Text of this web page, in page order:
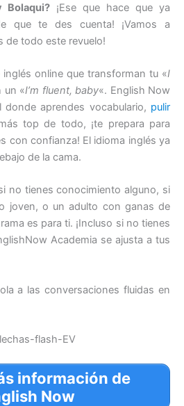
Bolaqui? ¡Ese que hace que ya
que te des cuenta! ¡Vamos a
de todo este revuelo!
online que transforman tu «I
un «I’m fluent, baby«. English Now
donde aprendes vocabulario, pulir
top de todo, ¡te prepara para
con confianza! El idioma inglés ya
de la cama.
no tienes conocimiento alguno, si
joven, o un adulto con ganas de
es para ti. ¡Incluso si no tienes
Academia se ajusta a tus
a las conversaciones fluidas en
información de
Now